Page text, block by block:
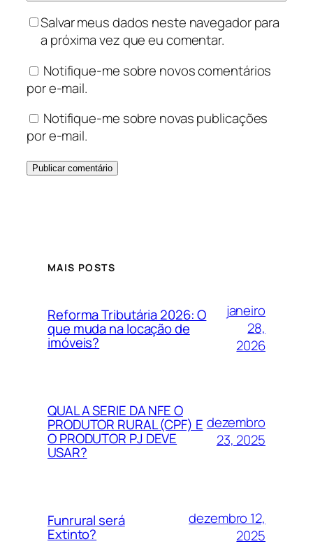
Salvar meus dados neste navegador para
a próxima vez que eu comentar.
Notifique-me sobre novos comentários
por e-mail.
Notifique-me sobre novas publicações
por e-mail.
MAIS POSTS
Reforma Tributária 2026: O
que muda na locação de
imóveis?
janeiro
28,
2026
QUAL A SERIE DA NFE O
PRODUTOR RURAL (CPF) E
O PRODUTOR PJ DEVE
USAR?
dezembro
23, 2025
Funrural será
Extinto?
dezembro 12,
2025